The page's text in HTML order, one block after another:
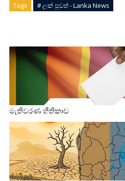
Tags # ලක් පුවත් - Lanka News
මැතිවරණ භීතිකාව